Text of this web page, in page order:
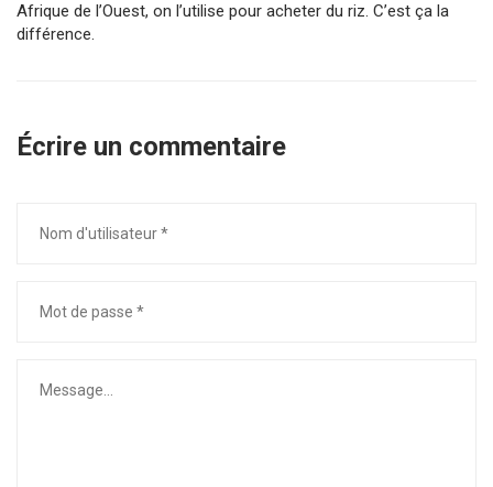
Afrique de l’Ouest, on l’utilise pour acheter du riz. C’est ça la
différence.
Écrire un commentaire